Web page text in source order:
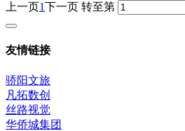
上一页1下一页 转至第
友情链接
骄阳文旅
凡拓数创
丝路视觉
华侨城集团